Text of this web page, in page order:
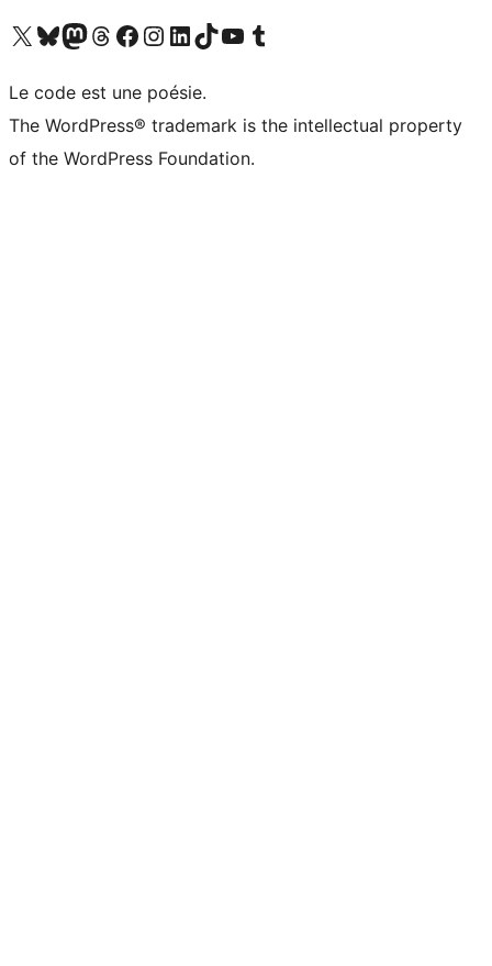
Visitez notre compte X (précédemment Twitter)
Visiter notre compte Bluesky
Visiter notre compte Mastodon
Visiter notre compte Threads
Consulter notre compte Facebook
Consulter notre compte Instagram
Consulter notre compte LinkedIn
Visiter notre compte TokTok
Visiter notre chaîne YouTube
Visiter notre compte Tumblr
Le code est une poésie.
The WordPress® trademark is the intellectual property
of the WordPress Foundation.